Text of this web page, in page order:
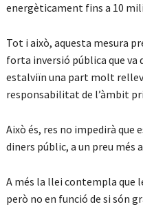
energèticament fins a 10
Tot i això, aquesta mesura
forta inversió pública que va
estalviïn una part molt
responsabilitat de l’àmbit
Això és, res no impedirà
diners públic, a un preu més
A més la llei contempla que
però no en funció de si són